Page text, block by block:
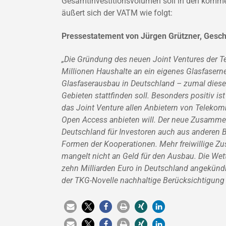
äußert sich der VATM wie folgt:
Pressestatement von Jürgen Grützner,
„Die Gründung des neuen Joint Ventures der
Millionen Haushalte an ein eigenes
Glasfaserausbau in Deutschland – zumal
Gebieten stattfinden soll. Besonders positiv
das Joint Venture allen Anbietern von
Open Access anbieten will. Der neue
Deutschland für Investoren auch aus anderen
Formen der Kooperationen. Mehr freiwillige
mangelt nicht an Geld für den Ausbau. Die
zehn Milliarden Euro in Deutschland
der TKG-Novelle nachhaltige Berücksichtigung